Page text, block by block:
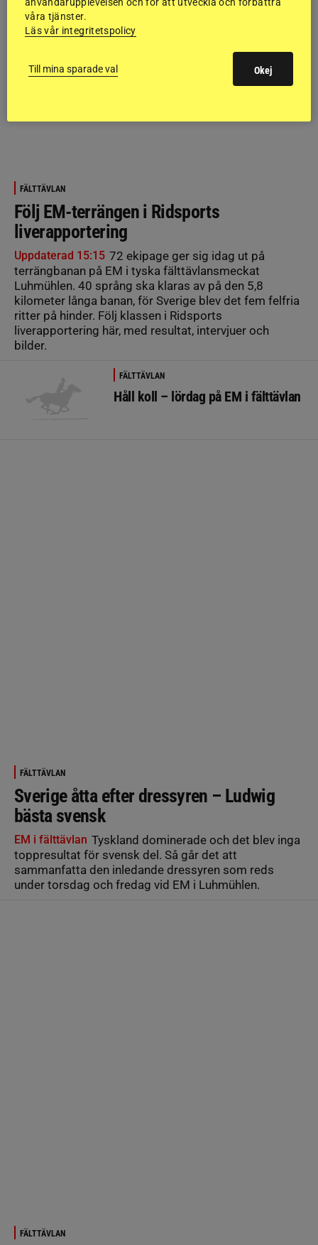
FÄLTTÄVLAN
Följ EM-terrängen i Ridsports
liverapportering
Uppdaterad 15:15 72 ekipage ger sig idag ut på
terrängbanan på EM i tyska fälttävlansmeckat
Luhmühlen. 40 språng ska klaras av på den 5,8
kilometer långa banan, för Sverige blev det fem felfria
ritter på hinder. Följ klassen i Ridsports
liverapportering här, med resultat, intervjuer och
bilder.
FÄLTTÄVLAN
Håll koll – lördag på EM i fälttävlan
FÄLTTÄVLAN
Sverige åtta efter dressyren – Ludwig
bästa svensk
EM i fälttävlan Tyskland dominerade och det blev inga
toppresultat för svensk del. Så går det att
sammanfatta den inledande dressyren som reds
under torsdag och fredag vid EM i Luhmühlen.
FÄLTTÄVLAN
våra tjänster.
Läs vår integritetspolicy
Till mina sparade val Okej